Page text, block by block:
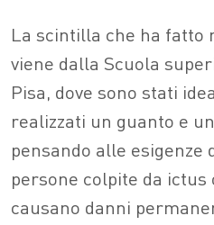
La scintilla che ha fatto
viene dalla Scuola
Pisa, dove sono stati
realizzati un guanto e
pensando alle
persone colpite da
causano danni